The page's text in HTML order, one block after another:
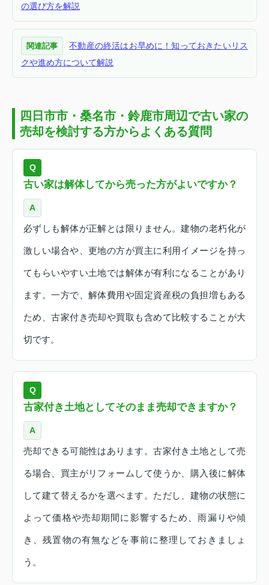
の選び方を解説
関連記事
不動産の終活はお早めに！知っておきたいリス
クや進め方について解説
四日市市・桑名市・鈴鹿市周辺で古い家の
売却を検討する方からよくある質問
Q
古い家は解体してから売った方がよいですか？
A
必ずしも解体が正解とは限りません。建物の老朽化が
激しい場合や、更地の方が買主に利用イメージを持っ
てもらいやすい土地では解体が有利になることがあり
ます。一方で、解体費用や固定資産税の負担増もある
ため、古家付き売却や買取も含めて比較することが大
切です。
Q
古家付き土地としてそのまま売却できますか？
A
売却できる可能性はあります。古家付き土地として売
る場合、買主がリフォームして使うか、購入後に解体
して建て替えるかを選べます。ただし、建物の状態に
よって価格や売却期間に影響するため、雨漏りや傾
き、残置物の有無などを事前に整理しておきましょ
う。